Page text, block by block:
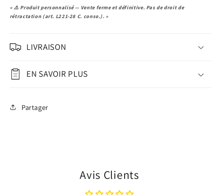
« ⚠️ Produit personnalisé — Vente ferme et définitive. Pas de droit de
rétractation (art. L221-28 C. conso.). »
LIVRAISON
EN SAVOIR PLUS
Partager
Avis Clients